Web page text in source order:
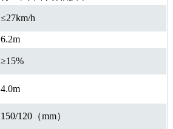
≤27km/h
6.2m
≥15%
4.0m
150/120（mm）